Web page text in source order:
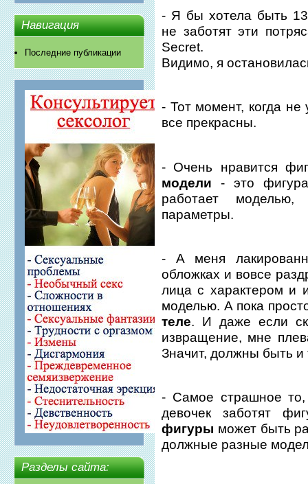
Навигация
Последние публикации
Разделы сайта:
- Я бы хотела быть
не заботят эти
Secret.
Видимо, я
- Тот момент, когда
все прекрасны.
- Очень нравится
модели - это
работает
параметры.
- А меня
обложках и вовсе
лица с характером и
моделью. А пока
теле. И даже если
извращение, мне
Значит, должны быть и
- Самое страшное то,
девочек заботят
фигуры может быть
должные разные